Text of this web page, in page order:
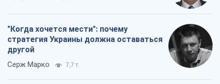
"Когда хочется мести": почему
стратегия Украины должна оставаться
другой
Серж Марко 7,7 т.